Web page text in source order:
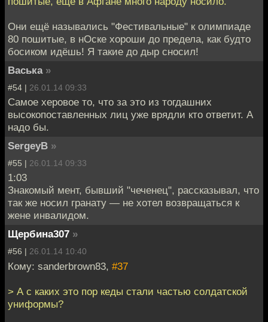
Они ещё назывались "Фестивальные" к олимпиаде
80 пошитые, в нОске хороши до предела, как будто
босиком идёшь! Я такие до дыр сносил!
Васька »
#54 | 26.01.14 09:33
Самое херовое то, что за это из тогдашних
высокопоставленных лиц уже врядли кто ответит. А
надо бы.
SergeyB »
#55 | 26.01.14 09:33
1:03
Знакомый мент, бывший "чеченец", рассказывал, что
так же носил гранату — не хотел возвращаться к
жене инвалидом.
Щербина307 »
#56 | 26.01.14 10:40
Кому: sanderbrown83, #37
> А с каких это пор кеды стали частью солдатской
униформы?